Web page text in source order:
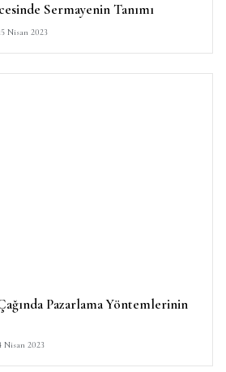
Sermayenin Tanımı
Nisan 2023
Pazarlama Yöntemlerinin
Nisan 2023